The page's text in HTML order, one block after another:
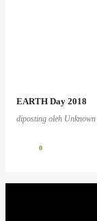
EARTH Day 2018
diposting oleh Unknown
0